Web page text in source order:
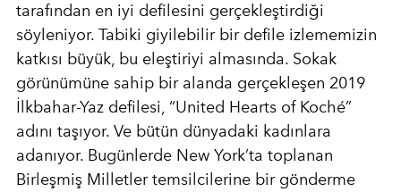
tarafından en iyi defilesini gerçekleştirdiği
söyleniyor. Tabiki giyilebilir bir defile izlememizin
katkısı büyük, bu eleştiriyi almasında. Sokak
görünümüne sahip bir alanda gerçekleşen 2019
İlkbahar-Yaz defilesi, “United Hearts of Koché”
adını taşıyor. Ve bütün dünyadaki kadınlara
adanıyor. Bugünlerde New York’ta toplanan
Birleşmiş Milletler temsilcilerine bir gönderme